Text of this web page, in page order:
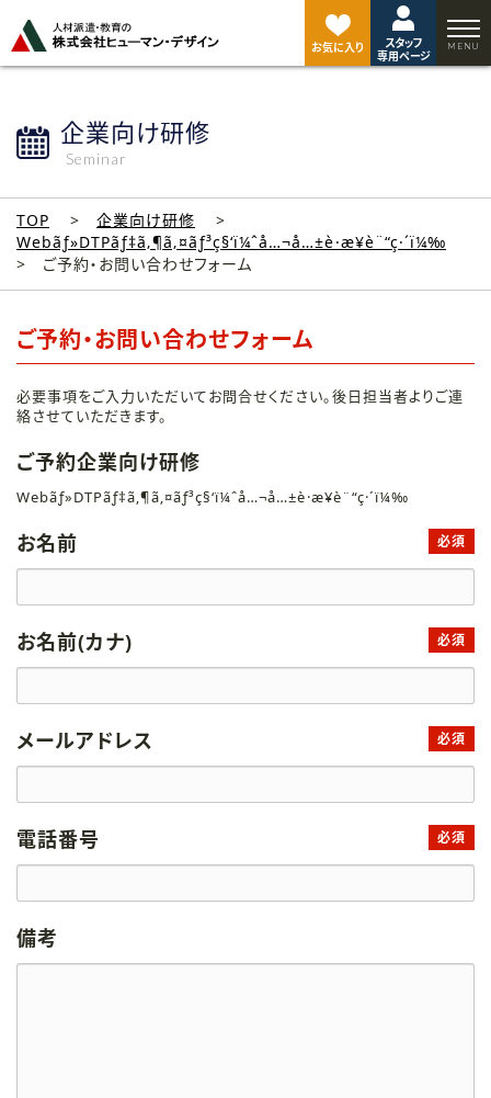
お気に入り
スタッフ
専用ページ
企業向け研修
Seminar
TOP
企業向け研修
Webãƒ»DTPãƒ‡ã‚¶ã‚¤ãƒ³ç§‘ï¼ˆå…¬å…±è·æ¥­è¨“ç·´ï¼‰
ご予約・お問い合わせフォーム
ご予約・お問い合わせフォーム
必要事項をご入力いただいてお問合せください。後日担当者よりご連
絡させていただきます。
ご予約企業向け研修
Webãƒ»DTPãƒ‡ã‚¶ã‚¤ãƒ³ç§‘ï¼ˆå…¬å…±è·æ¥­è¨“ç·´ï¼‰
お名前 必須
お名前(カナ) 必須
メールアドレス 必須
電話番号 必須
備考
ジ
ト